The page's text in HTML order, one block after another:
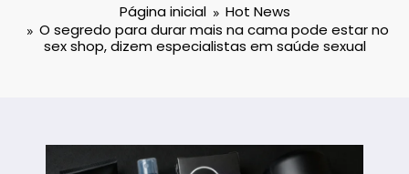
Página inicial
Hot News
O segredo para durar mais na cama pode estar no
sex shop, dizem especialistas em saúde sexual